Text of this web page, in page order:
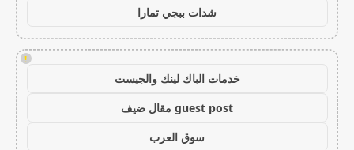
شدات ببجي تمارا
!
خدمات الباك لينك والجيست
guest post مقال ضيف
سوق العرب